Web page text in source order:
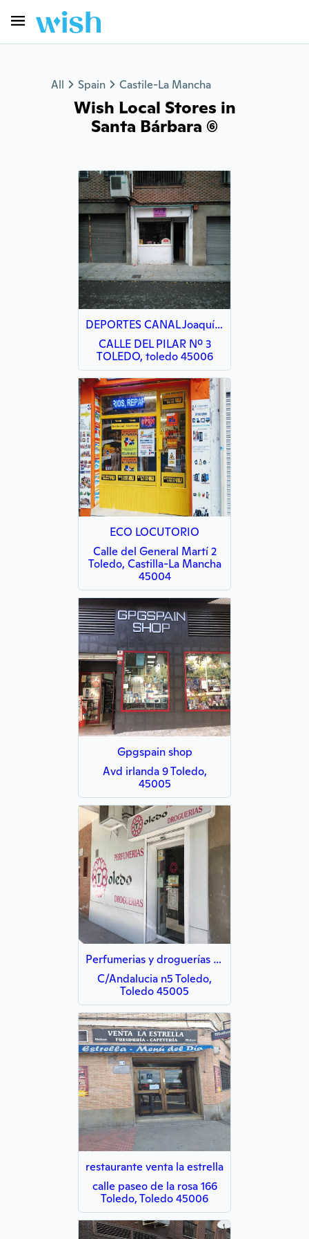
All Spain Castile-La Mancha
Wish Local Stores in
Santa Bárbara (6)
DEPORTES CANAL Joaquín Ross
CALLE DEL PILAR Nº 3
TOLEDO, toledo 45006
ECO LOCUTORIO
Calle del General Martí 2
Toledo, Castilla-La Mancha
45004
Gpgspain shop
Avd irlanda 9 Toledo,
45005
Perfumerias y droguerías toledo
C/Andalucia n5 Toledo,
Toledo 45005
restaurante venta la estrella
calle paseo de la rosa 166
Toledo, Toledo 45006